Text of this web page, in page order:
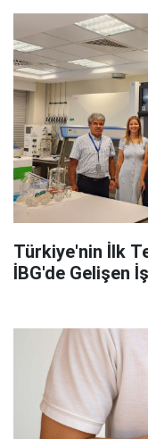
Türkiye'nin İlk
İBG'de Gelişen